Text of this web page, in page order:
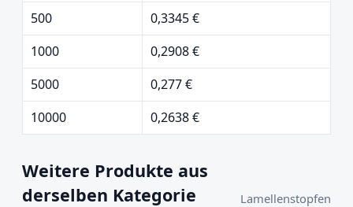
500
0,3345 €
1000
0,2908 €
5000
0,277 €
10000
0,2638 €
Weitere Produkte aus
derselben Kategorie
Lamellenstopfen